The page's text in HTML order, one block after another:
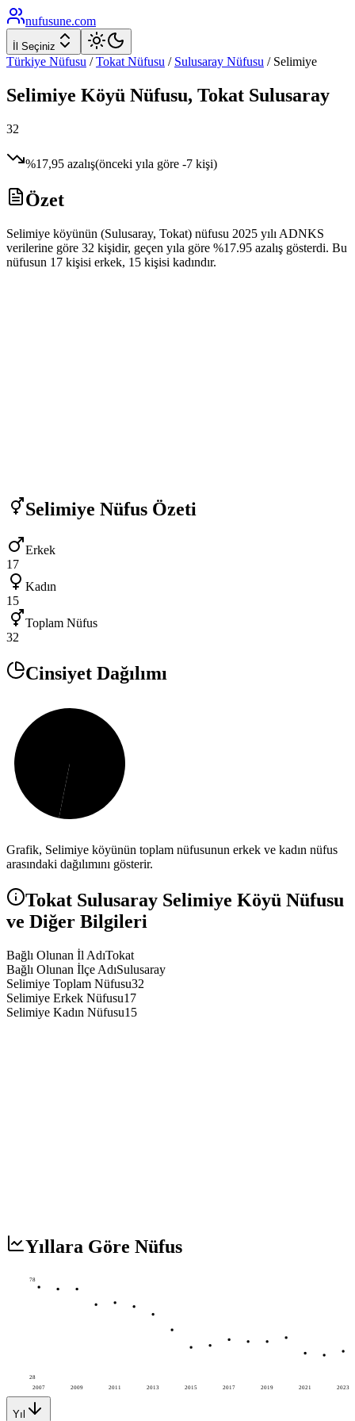
nufusune.com
İl Seçiniz
Türkiye Nüfusu / Tokat Nüfusu / Sulusaray Nüfusu / Selimiye
Selimiye Köyü Nüfusu, Tokat Sulusaray
32
%17,95 azalış(önceki yıla göre -7 kişi)
Özet
Selimiye köyünün (Sulusaray, Tokat) nüfusu 2025 yılı ADNKS
verilerine göre 32 kişidir, geçen yıla göre %17.95 azalış gösterdi. Bu
nüfusun 17 kişisi erkek, 15 kişisi kadındır.
Selimiye Nüfus Özeti
Erkek
17
Kadın
15
Toplam Nüfus
32
Cinsiyet Dağılımı
Grafik, Selimiye köyünün toplam nüfusunun erkek ve kadın nüfus
arasındaki dağılımını gösterir.
Tokat Sulusaray Selimiye Köyü Nüfusu
ve Diğer Bilgileri
Bağlı Olunan İl AdıTokat
Bağlı Olunan İlçe AdıSulusaray
Selimiye Toplam Nüfusu32
Selimiye Erkek Nüfusu17
Selimiye Kadın Nüfusu15
Yıllara Göre Nüfus
2007 2009 2011 2013 2015 2017 2019 2021 2023
78
28
Yıl